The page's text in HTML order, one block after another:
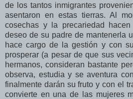
de los tantos inmigrantes
asentaron en estas tierras. Al
cosechas y la precariedad
deseo de su padre de mantenerla
hace cargo de la gestión y con
prosperar (a pesar de que sus
hermanos, consideran bastante
observa, estudia y se aventura
finalmente darán su fruto y con el
convierte en una de las mujeres